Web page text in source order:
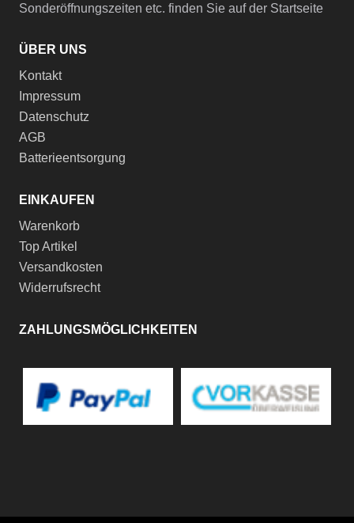
Sonderöffnungszeiten etc. finden Sie auf der Startseite
ÜBER UNS
Kontakt
Impressum
Datenschutz
AGB
Batterieentsorgung
EINKAUFEN
Warenkorb
Top Artikel
Versandkosten
Widerrufsrecht
ZAHLUNGSMÖGLICHKEITEN